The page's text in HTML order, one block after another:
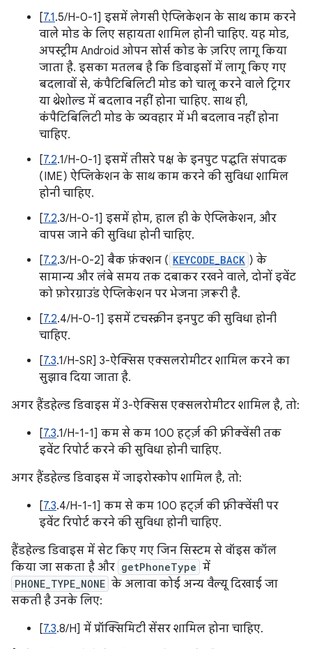
[7.1.5/H-0-1] इसमें लेगसी ऐप्लिकेशन के साथ काम करने
वाले मोड के लिए सहायता शामिल होनी चाहिए. यह मोड,
अपस्ट्रीम Android ओपन सोर्स कोड के ज़रिए लागू किया
जाता है. इसका मतलब है कि डिवाइसों में लागू किए गए
बदलावों से, कंपैटिबिलिटी मोड को चालू करने वाले ट्रिगर
या थ्रेशोल्ड में बदलाव नहीं होना चाहिए. साथ ही,
कंपैटिबिलिटी मोड के व्यवहार में भी बदलाव नहीं होना
चाहिए.
[7.2.1/H-0-1] इसमें तीसरे पक्ष के इनपुट पद्धति संपादक
(IME) ऐप्लिकेशन के साथ काम करने की सुविधा शामिल
होनी चाहिए.
[7.2.3/H-0-1] इसमें होम, हाल ही के ऐप्लिकेशन, और
वापस जाने की सुविधा होनी चाहिए.
[7.2.3/H-0-2] बैक फ़ंक्शन ( KEYCODE_BACK ) के
सामान्य और लंबे समय तक दबाकर रखने वाले, दोनों इवेंट
को फ़ोरग्राउंड ऐप्लिकेशन पर भेजना ज़रूरी है.
[7.2.4/H-0-1] इसमें टचस्क्रीन इनपुट की सुविधा होनी
चाहिए.
[7.3.1/H-SR] 3-ऐक्सिस एक्सलरोमीटर शामिल करने का
सुझाव दिया जाता है.
अगर हैंडहेल्ड डिवाइस में 3-ऐक्सिस एक्सलरोमीटर शामिल है, तो:
[7.3.1/H-1-1] कम से कम 100 हर्ट्ज़ की फ़्रीक्वेंसी तक
इवेंट रिपोर्ट करने की सुविधा होनी चाहिए.
अगर हैंडहेल्ड डिवाइस में जाइरोस्कोप शामिल है, तो:
[7.3.4/H-1-1] कम से कम 100 हर्ट्ज़ की फ़्रीक्वेंसी पर
इवेंट रिपोर्ट करने की सुविधा होनी चाहिए.
हैंडहेल्ड डिवाइस में सेट किए गए जिन सिस्टम से वॉइस कॉल
किया जा सकता है और getPhoneType में
PHONE_TYPE_NONE के अलावा कोई अन्य वैल्यू दिखाई जा
सकती है उनके लिए:
[7.3.8/H] में प्रॉक्सिमिटी सेंसर शामिल होना चाहिए.